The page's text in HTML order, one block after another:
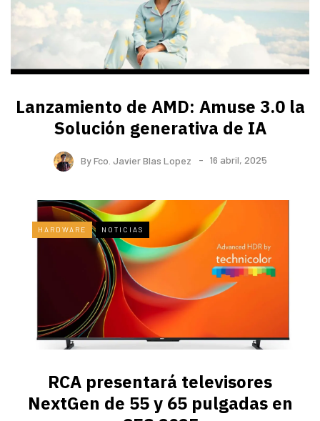
Lanzamiento de AMD: Amuse 3.0 la
Solución generativa de IA
ByFco. Javier Blas Lopez 16 abril, 2025
HARDWARE NOTICIAS
RCA presentará televisores
NextGen de 55 y 65 pulgadas en